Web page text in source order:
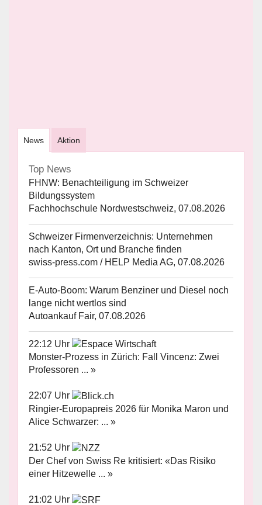
News Aktion
Top News
FHNW: Benachteiligung im Schweizer
Bildungssystem
Fachhochschule Nordwestschweiz, 07.08.2026
Schweizer Firmenverzeichnis: Unternehmen
nach Kanton, Ort und Branche finden
swiss-press.com / HELP Media AG, 07.08.2026
E-Auto-Boom: Warum Benziner und Diesel noch
lange nicht wertlos sind
Autoankauf Fair, 07.08.2026
22:12 Uhr
Monster-Prozess in Zürich: Fall Vincenz: Zwei
Professoren ... »
22:07 Uhr
Ringier-Europapreis 2026 für Monika Maron und
Alice Schwarzer: ... »
21:52 Uhr
Der Chef von Swiss Re kritisiert: «Das Risiko
einer Hitzewelle ... »
21:02 Uhr